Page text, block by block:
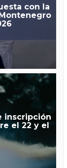
con la
inscripción
el 22 y el